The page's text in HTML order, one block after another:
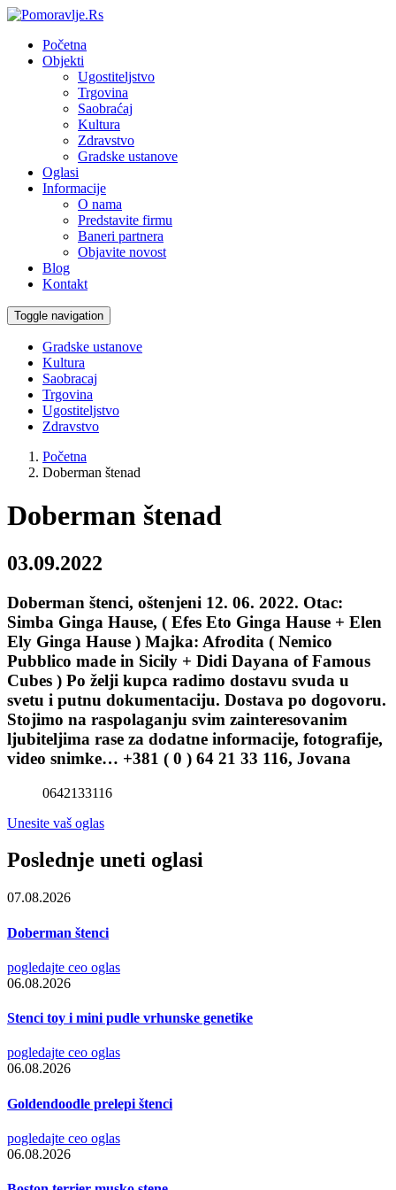
Početna
Objekti
Ugostiteljstvo
Trgovina
Saobraćaj
Kultura
Zdravstvo
Gradske ustanove
Oglasi
Informacije
O nama
Predstavite firmu
Baneri partnera
Objavite novost
Blog
Kontakt
Toggle navigation
Gradske ustanove
Kultura
Saobracaj
Trgovina
Ugostiteljstvo
Zdravstvo
Početna
Doberman štenad
Doberman štenad
03.09.2022
Doberman štenci, oštenjeni 12. 06. 2022. Otac:
Simba Ginga Hause, ( Efes Eto Ginga Hause + Elen
Ely Ginga Hause ) Majka: Afrodita ( Nemico
Pubblico made in Sicily + Didi Dayana of Famous
Cubes ) Po želji kupca radimo dostavu svuda u
svetu i putnu dokumentaciju. Dostava po dogovoru.
Stojimo na raspolaganju svim zainteresovanim
ljubiteljima rase za dodatne informacije, fotografije,
video snimke… +381 ( 0 ) 64 21 33 116, Jovana
0642133116
Unesite vaš oglas
Poslednje uneti oglasi
07.08.2026
Doberman štenci
pogledajte ceo oglas
06.08.2026
Stenci toy i mini pudle vrhunske genetike
pogledajte ceo oglas
06.08.2026
Goldendoodle prelepi štenci
pogledajte ceo oglas
06.08.2026